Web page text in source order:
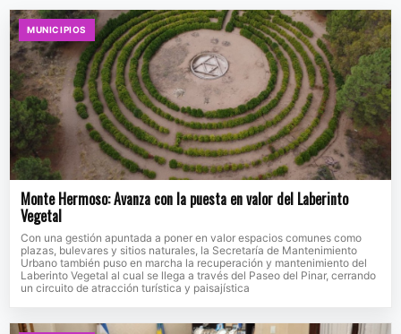
MUNICIPIOS
Monte Hermoso: Avanza con la puesta en valor del Laberinto
Vegetal
Con una gestión apuntada a poner en valor espacios comunes como
plazas, bulevares y sitios naturales, la Secretaría de Mantenimiento
Urbano también puso en marcha la recuperación y mantenimiento del
Laberinto Vegetal al cual se llega a través del Paseo del Pinar, cerrando
un circuito de atracción turística y paisajística